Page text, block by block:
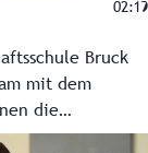
02:19
Bruck
mit dem
die
Pflege geht.